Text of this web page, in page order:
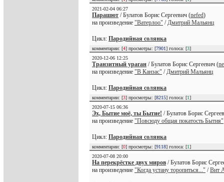
2021-02-04 06:27
Парашют / Булатов Борис Сергеевич (nefed)
на произведение "Ватерлоо" /Дмитрий Мальянц
Цикл: Пародийная солянка
комментарии: [4] просмотры: [7901] голоса: [3]
2020-12-06 12:25
Транзитный ураган / Булатов Борис Сергеевич (
на произведение "В Канзас" /Дмитрий Мальянц
Цикл: Пародийная солянка
комментарии: [3] просмотры: [8215] голоса: [1]
2020-07-15 06:36
Эх, Бытие моё, ты Бытие! / Булатов Борис
на произведение "Повсюду общая покатость Бытия"
Цикл: Пародийная солянка
комментарии: [0] просмотры: [9118] голоса: [1]
2020-07-08 20:00
На перекрёстке двух миров / Булатов Борис
на произведение "Когда устану торопиться..." /Вит